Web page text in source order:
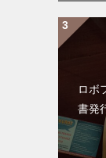
ロボ
書発